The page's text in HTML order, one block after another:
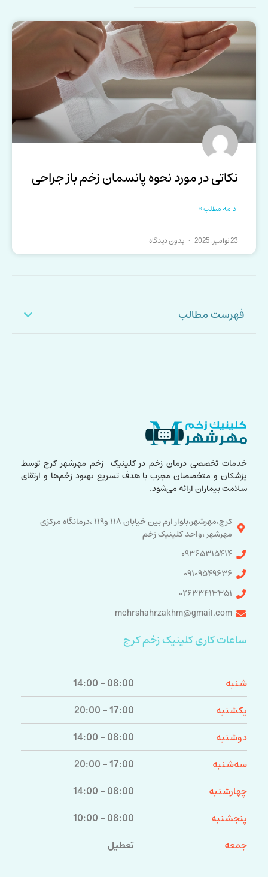
نکاتی در مورد نحوه پانسمان زخم باز جراحی
ادامه مطلب »
23 نوامبر, 2025 بدون دیدگاه
فهرست مطالب
خدمات تخصصی درمان زخم در کلینیک زخم مهرشهر کرج توسط
پزشکان و متخصصان مجرب با هدف تسریع بهبود زخم‌ها و ارتقای
سلامت بیماران ارائه می‌شود.
کرج،مهرشهر،بلوار ارم بین خیابان ۱۱۸ و۱۱۹ ،درمانگاه مرکزی
مهرشهر ،واحد کلینیک زخم
۰۹۳۶۵۳۱۵۴۱۴
۰۹۱۰۹۵۴۹۶۳۶
۰۲۶۳۳۴۱۳۳۵۱
mehrshahrzakhm@gmail.com
ساعات کاری کلینیک زخم کرج
شنبه
08:00 - 14:00
یکشنبه
17:00 - 20:00
دوشنبه
08:00 - 14:00
سه‌شنبه
17:00 - 20:00
چهارشنبه
08:00 - 14:00
پنجشنبه
08:00 - 10:00
جمعه
تعطیل